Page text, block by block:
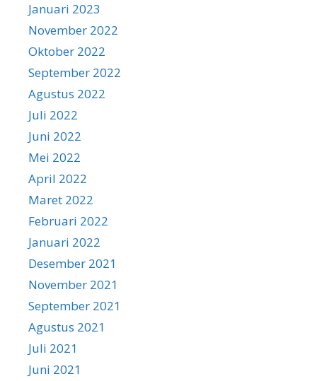
Januari 2023
November 2022
Oktober 2022
September 2022
Agustus 2022
Juli 2022
Juni 2022
Mei 2022
April 2022
Maret 2022
Februari 2022
Januari 2022
Desember 2021
November 2021
September 2021
Agustus 2021
Juli 2021
Juni 2021